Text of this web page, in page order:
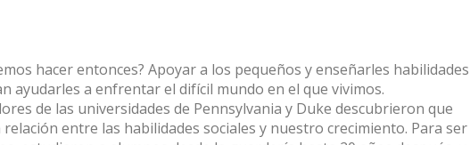
hacer entonces? Apoyar a los pequeños y enseñarles habilidades
ayudarles a enfrentar el difícil mundo en el que vivimos.
de las universidades de Pennsylvania y Duke descubrieron que
entre las habilidades sociales y nuestro crecimiento. Para ser